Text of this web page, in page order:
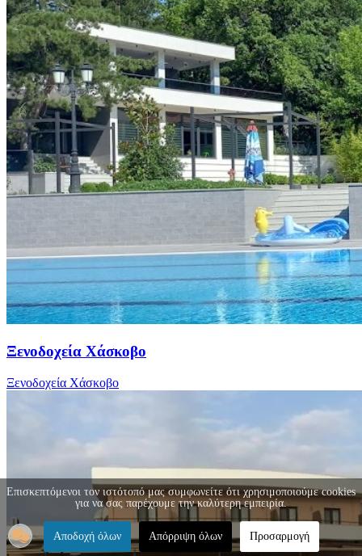
Ξενοδοχεία Χάσκοβο
Ξενοδοχεία Χάσκοβο
Επισκεπτόμενοι τον ιστότοπό μας συμφωνείτε ότι χρησιμοποιούμε cookies
για να σας παρέχουμε την καλύτερη εμπειρία.
Αποδοχή όλων Απόρριψη όλων Προσαρμογή